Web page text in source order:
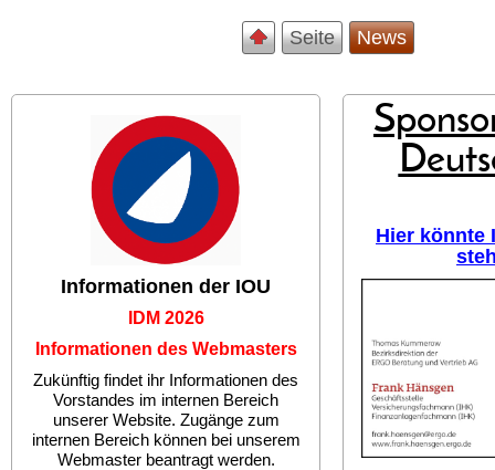
Seite News
Informationen der IOU
IDM 2026
Informationen des Webmasters
Zukünftig findet ihr Informationen des
Vorstandes im internen Bereich
unserer Website. Zugänge zum
internen Bereich können bei unserem
Webmaster beantragt werden.
Hier könnte